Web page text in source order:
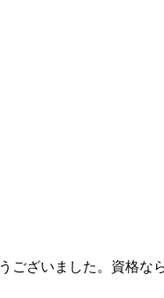
ざいました。資格